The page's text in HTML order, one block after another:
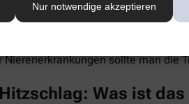
Nur notwendige akzeptieren
Organen zusetzt. So kann
gilt: Zwei bis drei Liter täglich
wasserreiches Obst und
sollte man die
Was ist